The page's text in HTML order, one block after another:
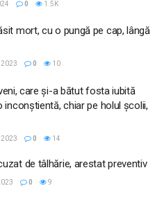
0 1.5K
mort, cu o pungă pe cap, lângă
2023 0 10
care și-a bătut fosta iubită
inconștientă, chiar pe holul școlii,
2023 0 14
de tâlhărie, arestat preventiv
0 9